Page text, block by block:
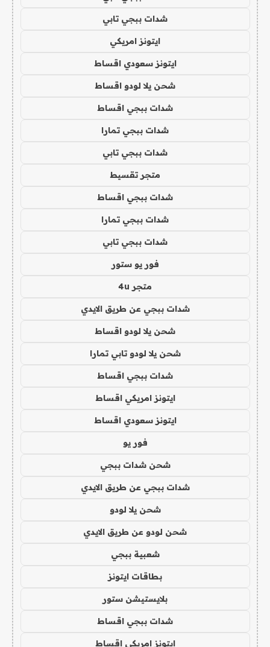
شدات ببجي تابي
ايتونز امريكي
ايتونز سعودي اقساط
شحن يلا لودو اقساط
شدات ببجي اقساط
شدات ببجي تمارا
شدات ببجي تابي
متجر تقسيط
شدات ببجي اقساط
شدات ببجي تمارا
شدات ببجي تابي
فور يو ستور
متجر 4u
شدات ببجي عن طريق الايدي
شحن يلا لودو اقساط
شحن يلا لودو تابي تمارا
شدات ببجي اقساط
ايتونز امريكي اقساط
ايتونز سعودي اقساط
فور يو
شحن شدات ببجي
شدات ببجي عن طريق الايدي
شحن يلا لودو
شحن لودو عن طريق الايدي
شعبية ببجي
بطاقات ايتونز
بلايستيشن ستور
شدات ببجي اقساط
ايتونز امريكي اقساط